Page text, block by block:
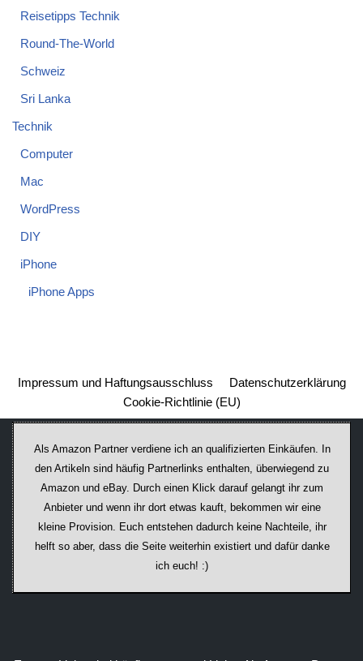
Reisetipps Technik
Round-The-World
Schweiz
Sri Lanka
Technik
Computer
Mac
WordPress
DIY
iPhone
iPhone Apps
Impressum und Haftungsausschluss
Datenschutzerklärung
Cookie-Richtlinie (EU)
Als Amazon Partner verdiene ich an qualifizierten Einkäufen. In
den Artikeln sind häufig Partnerlinks enthalten, überwiegend zu
Amazon und eBay. Durch einen Klick darauf ge­lan­gt ihr zum
Anbieter und wenn ihr dort etwas kauft, bekommen wir ei­ne
kleine Provision. Euch entstehen dadurch keine Nachteile, ihr
helft so aber, dass die Seite weiterhin existiert und dafür danke
ich euch! :)